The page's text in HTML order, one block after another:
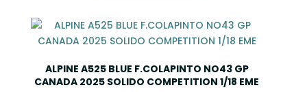
ALPINE A525 BLUE F.COLAPINTO NO43 GP
CANADA 2025 SOLIDO COMPETITION 1/18 EME